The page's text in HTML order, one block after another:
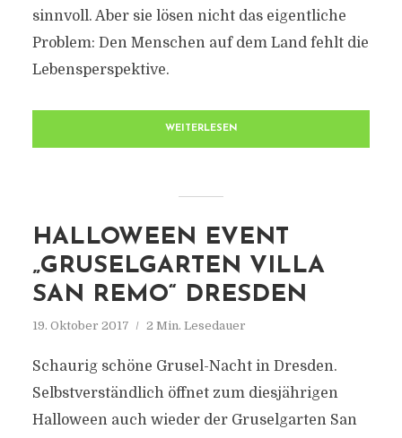
sinnvoll. Aber sie lösen nicht das eigentliche
Problem: Den Menschen auf dem Land fehlt die
Lebensperspektive.
WEITERLESEN
HALLOWEEN EVENT
„GRUSELGARTEN VILLA
SAN REMO“ DRESDEN
19. Oktober 2017 2 Min. Lesedauer
Schaurig schöne Grusel-Nacht in Dresden.
Selbstverständlich öffnet zum diesjährigen
Halloween auch wieder der Gruselgarten San